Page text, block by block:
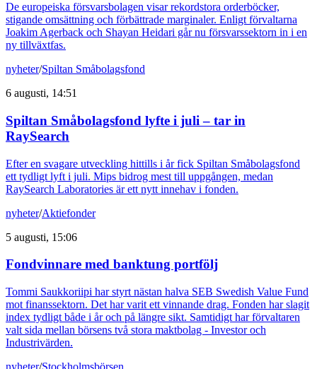
De europeiska försvarsbolagen visar rekordstora orderböcker,
stigande omsättning och förbättrade marginaler. Enligt förvaltarna
Joakim Agerback och Shayan Heidari går nu försvarssektorn in i en
ny tillväxtfas.
nyheter/Spiltan Småbolagsfond
6 augusti, 14:51
Spiltan Småbolagsfond lyfte i juli – tar in
RaySearch
Efter en svagare utveckling hittills i år fick Spiltan Småbolagsfond
ett tydligt lyft i juli. Mips bidrog mest till uppgången, medan
RaySearch Laboratories är ett nytt innehav i fonden.
nyheter/Aktiefonder
5 augusti, 15:06
Fondvinnare med banktung portfölj
Tommi Saukkoriipi har styrt nästan halva SEB Swedish Value Fund
mot finanssektorn. Det har varit ett vinnande drag. Fonden har slagit
index tydligt både i år och på längre sikt. Samtidigt har förvaltaren
valt sida mellan börsens två stora maktbolag - Investor och
Industrivärden.
nyheter/Stockholmsbörsen